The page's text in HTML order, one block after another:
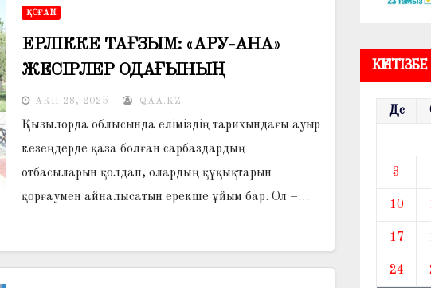
ҚОҒАМ
ЕРЛІККЕ ТАҒЗЫМ: «АРУ-АНА»
ЖЕСІРЛЕР ОДАҒЫНЫҢ
ҚОҒАМДАҒЫ РӨЛІ
АҚП 28, 2025 QAA.KZ
Қызылорда облысында еліміздің тарихындағы ауыр
кезеңдерде қаза болған сарбаздардың
отбасыларын қолдап, олардың құқықтарын
қорғаумен айналысатын ерекше ұйым бар. Ол –…
КҮНТІЗБЕ
Дс
3
10
17
24